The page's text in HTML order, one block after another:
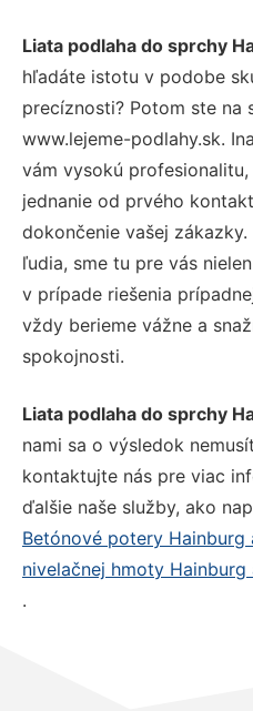
Liata podlaha do sprchy
hľadáte istotu v podobe
precíznosti? Potom ste na
www.lejeme-podlahy.sk.
vám vysokú
jednanie od prvého
dokončenie vašej
ľudia, sme tu pre vás
v prípade riešenia
vždy berieme vážne a
spokojnosti.
Liata podlaha do sprchy
nami sa o výsledok
kontaktujte nás pre viac
ďalšie naše služby, ako
Betónové potery Hainburg
nivelačnej hmoty Hainburg
.